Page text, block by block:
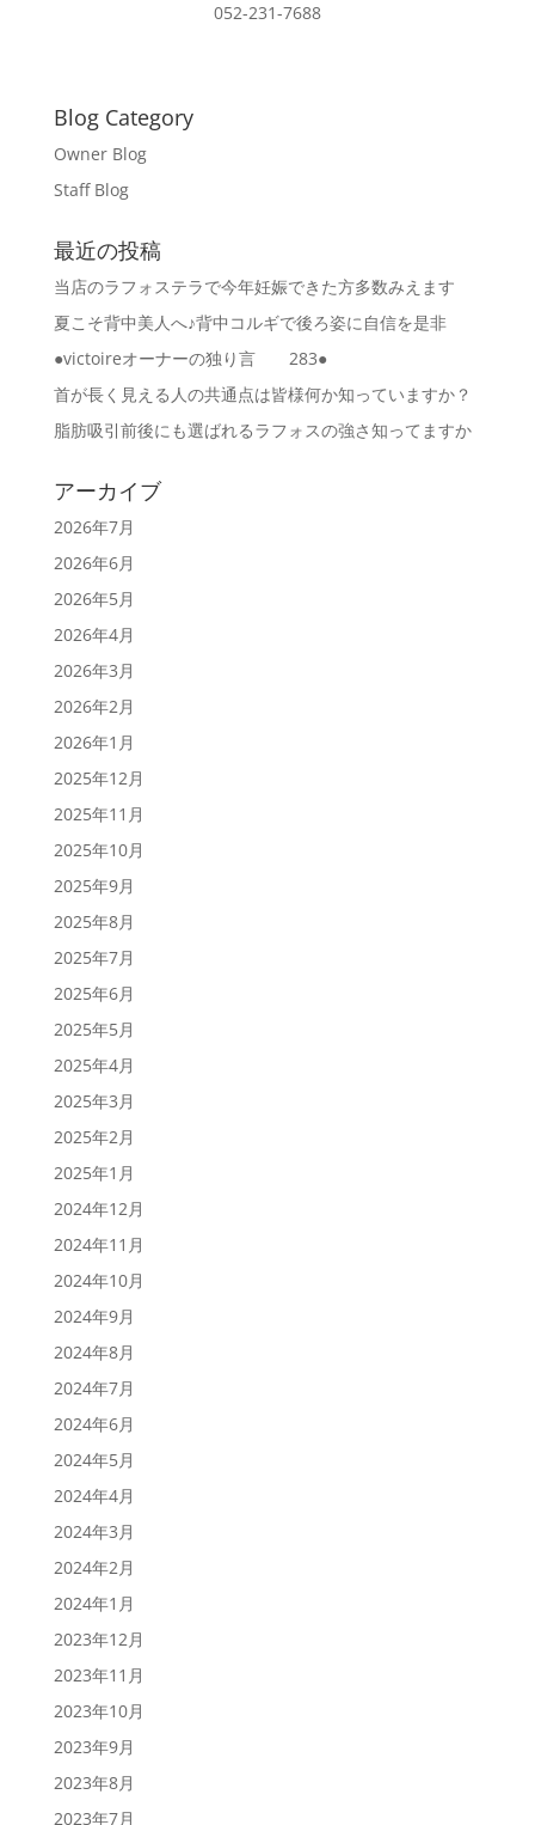
052-231-7688
Blog Category
Owner Blog
Staff Blog
最近の投稿
当店のラフォステラで今年妊娠できた方多数みえます
夏こそ背中美人へ♪背中コルギで後ろ姿に自信を是非
●victoireオーナーの独り言 283●
首が長く見える人の共通点は皆様何か知っていますか？
脂肪吸引前後にも選ばれるラフォスの強さ知ってますか
アーカイブ
2026年7月
2026年6月
2026年5月
2026年4月
2026年3月
2026年2月
2026年1月
2025年12月
2025年11月
2025年10月
2025年9月
2025年8月
2025年7月
2025年6月
2025年5月
2025年4月
2025年3月
2025年2月
2025年1月
2024年12月
2024年11月
2024年10月
2024年9月
2024年8月
2024年7月
2024年6月
2024年5月
2024年4月
2024年3月
2024年2月
2024年1月
2023年12月
2023年11月
2023年10月
2023年9月
2023年8月
2023年7月